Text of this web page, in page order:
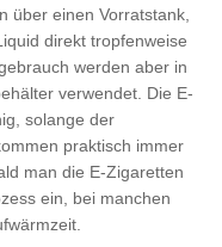
über einen Vorratstank,
direkt tropfenweise
werden aber in
verwendet. Die E-
solange der
praktisch immer
man die E-Zigaretten
ein, bei manchen